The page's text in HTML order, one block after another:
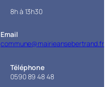
8h à 13h30
Email
commune@mairieansebertrand.fr
Téléphone
0590 89 48 48